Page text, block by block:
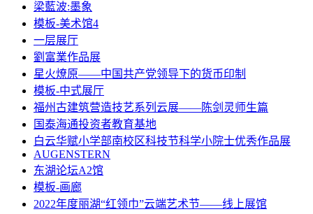
梁藍波:墨象
模板-美术馆4
一层展厅
劉富業作品展
星火燎原——中国共产党领导下的货币印制
模板-中式展厅
福州古建筑营造技艺系列云展——陈剑灵师生篇
国泰海通投资者教育基地
白云华赋小学部南校区科技节科学小院士优秀作品展
AUGENSTERN
东湖论坛A2馆
模板-画廊
2022年度丽湖“红领巾”云端艺术节——线上展馆